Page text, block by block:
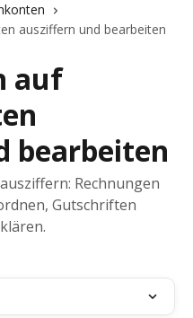
ausziffern und bearbeiten
auf
bearbeiten
Rechnungen
Gutschriften